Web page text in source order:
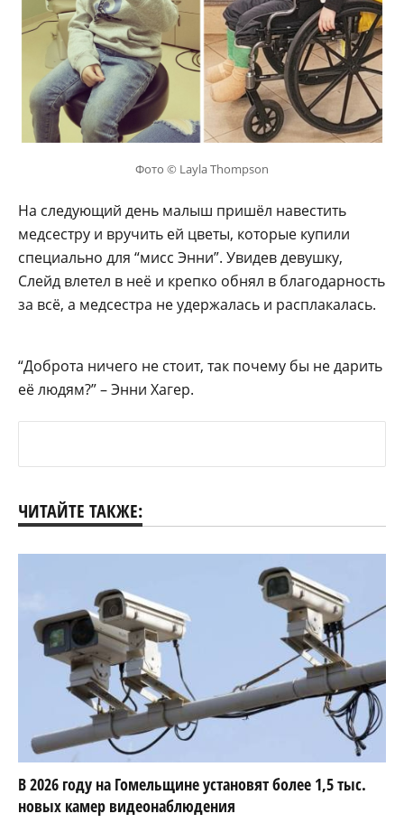
Фото © Layla Thompson
На следующий день малыш пришёл навестить
медсестру и вручить ей цветы, которые купили
специально для “мисс Энни”. Увидев девушку,
Слейд влетел в неё и крепко обнял в благодарность
за всё, а медсестра не удержалась и расплакалась.
“Доброта ничего не стоит, так почему бы не дарить
её людям?” – Энни Хагер.
ЧИТАЙТЕ ТАКЖЕ:
В 2026 году на Гомельщине установят более 1,5 тыс.
новых камер видеонаблюдения